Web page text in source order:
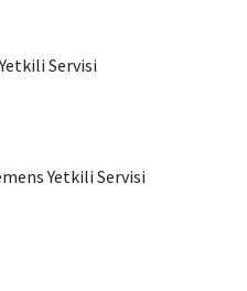
Servisi
Yetkili Servisi